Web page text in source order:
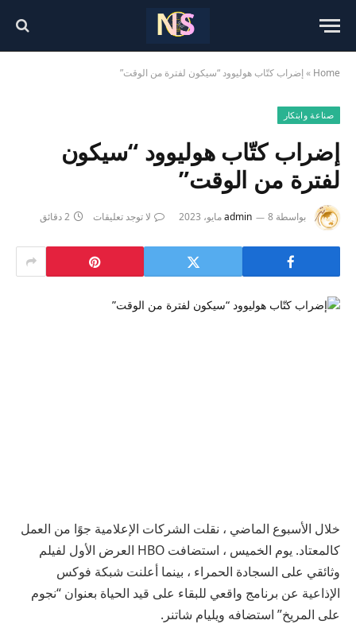
Home
» إضراب كتّاب هوليوود “سيكون لفترة من الوقت”
صناعة وابتكار
إضراب كتّاب هوليوود “سيكون
لفترة من الوقت”
بواسطة admin 8 مايو، 2023 لا توجد تعليقات 2 دقائق
خلال الأسبوع الماضي ، نقلت الشركات الإعلامية جوًا من العمل
كالمعتاد. يوم الخميس ، استضافت HBO العرض الأول لفيلم
وثائقي على السجادة الحمراء ، بينما أعلنت شبكة فوكس
الإذاعية عن برنامج واقعي للبقاء على قيد الحياة بعنوان “نجوم
على المريخ” استضافه ويليام شاتنر.